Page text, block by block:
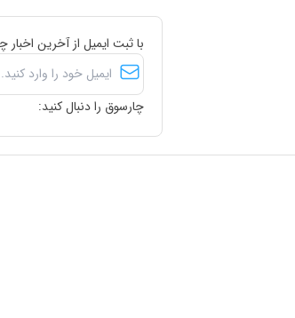
با ثبت ایمیل از آخرین
چارسوق را دنبال کنید: